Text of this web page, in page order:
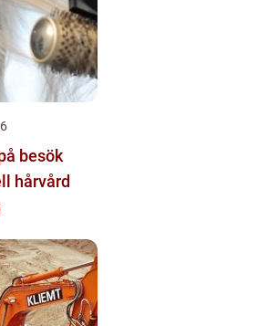
besök
hårvård